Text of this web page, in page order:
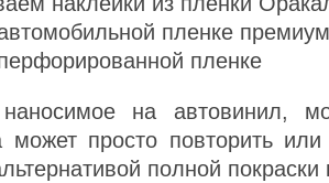
пленке
пленке
наносимое на автовинил,
может просто повторить
полной покраски